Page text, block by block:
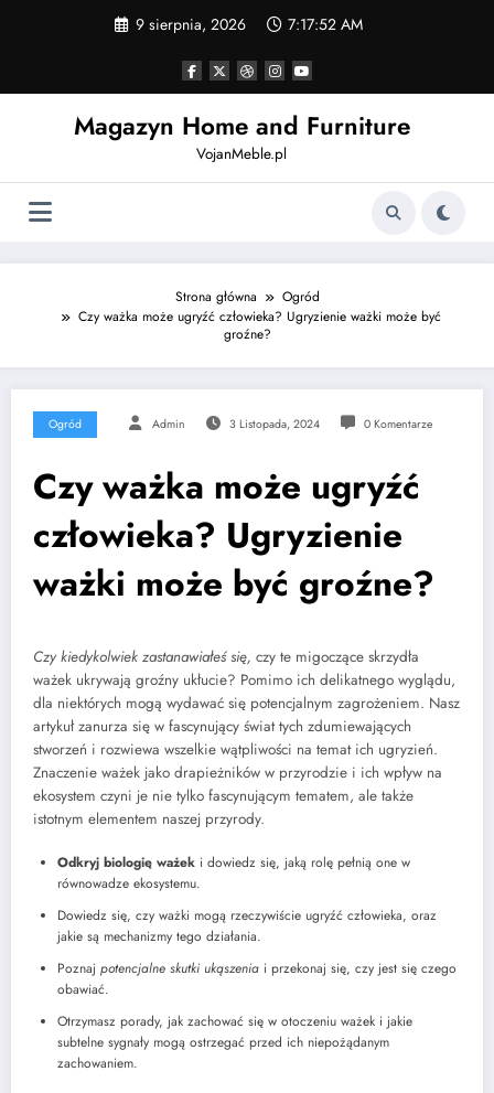
9 sierpnia, 2026 7:17:53 AM
Magazyn Home and Furniture
VojanMeble.pl
Strona główna
Ogród
Czy ważka może ugryźć człowieka? Ugryzienie ważki może być
groźne?
Ogród Admin 3 Listopada, 2024 0 Komentarze
Czy ważka może ugryźć
człowieka? Ugryzienie
ważki może być groźne?
Czy kiedykolwiek zastanawiałeś się, czy te migoczące skrzydła
ważek ukrywają groźny ukłucie? Pomimo ich delikatnego wyglądu,
dla niektórych mogą wydawać się potencjalnym zagrożeniem. Nasz
artykuł zanurza się w fascynujący świat tych zdumiewających
stworzeń i rozwiewa wszelkie wątpliwości na temat ich ugryzień.
Znaczenie ważek jako drapieżników w przyrodzie i ich wpływ na
ekosystem czyni je nie tylko fascynującym tematem, ale także
istotnym elementem naszej przyrody.
Odkryj biologię ważek i dowiedz się, jaką rolę pełnią one w
równowadze ekosystemu.
Dowiedz się, czy ważki mogą rzeczywiście ugryźć człowieka, oraz
jakie są mechanizmy tego działania.
Poznaj potencjalne skutki ukąszenia i przekonaj się, czy jest się czego
obawiać.
Otrzymasz porady, jak zachować się w otoczeniu ważek i jakie
subtelne sygnały mogą ostrzegać przed ich niepożądanym
zachowaniem.